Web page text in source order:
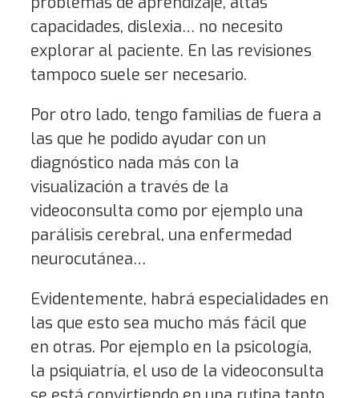
capacidades, dislexia… no necesito
explorar al paciente. En las revisiones
tampoco suele ser necesario.
Por otro lado, tengo familias de fuera a
las que he podido ayudar con un
diagnóstico nada más con la
visualización a través de la
videoconsulta como por ejemplo una
parálisis cerebral, una enfermedad
neurocutánea…
Evidentemente, habrá especialidades en
las que esto sea mucho más fácil que
en otras. Por ejemplo en la psicología,
la psiquiatría, el uso de la videoconsulta